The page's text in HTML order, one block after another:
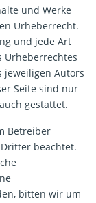
und Werke
Urheberrecht.
und jede Art
Urheberrechtes
Autors
Seite sind nur
gestattet.
Betreiber
beachtet.
bitten wir um